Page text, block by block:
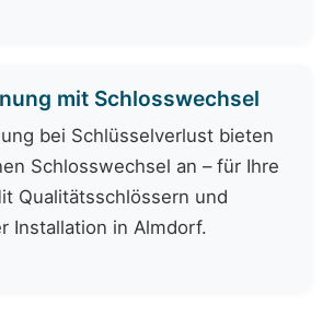
mit Schlosswechsel
bei Schlüsselverlust bieten
Schlosswechsel an – für Ihre
Qualitätsschlössern und
Installation in Almdorf.